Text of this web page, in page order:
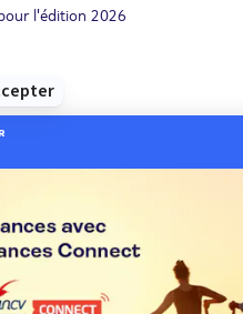
l'édition 2026